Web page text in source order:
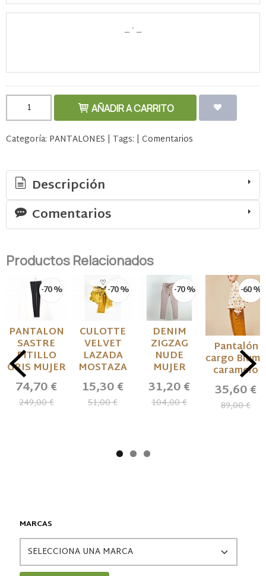
MARCAS
AÑADIR A CARRITO
Categoría: PANTALONES | Tags: | Comentarios
Descripción
Comentarios
Productos Relacionados
-70 %
PANTALON
SASTRE
PITILLO
GRIS MUJER
74,70 €
249,00 €
-70 %
CULOTTE
VELVET
LAZADA
MOSTAZA
15,30 €
51,00 €
-70 %
DENIM
ZIGZAG
NUDE
MUJER
31,20 €
104,00 €
-60 %
Pantalón
cargo Bluma
caramelo
35,60 €
89,00 €